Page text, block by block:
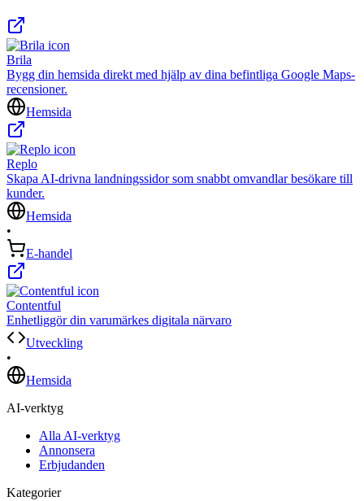
Brila
Bygg din hemsida direkt med hjälp av dina befintliga Google Maps-
recensioner.
Hemsida
Replo
Skapa AI‑drivna landningssidor som snabbt omvandlar besökare till
kunder.
Hemsida
•
E-handel
Contentful
Enhetliggör din varumärkes digitala närvaro
Utveckling
•
Hemsida
AI-verktyg
Alla AI-verktyg
Annonsera
Erbjudanden
Kategorier